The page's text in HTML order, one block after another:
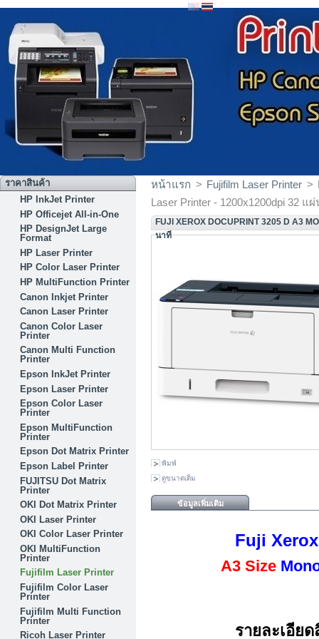
ราคาสินค้า
HP InkJet Printer
HP Officejet All-in-One
HP DesignJet Large
Format
HP Laser Printer
HP Color Laser Printer
HP MultiFunction Printer
Canon Inkjet Printer
Canon Laser Printer
Canon Color Laser
Printer
Canon Multi Function
Printer
Epson InkJet Printer
Epson Laser Printer
Epson Color Laser
Printer
Epson MultiFunction
Printer
Epson Dot Matrix Printer
Epson Label Printer
FUJITSU Dot Matrix
Printer
OKI Dot Matrix Printer
OKI Laser Printer
OKI Color Laser Printer
OKI MultiFunction
Printer
Fujifilm Laser Printer
Fujifilm Color Laser
Printer
Fujifilm Multi Function
Printer
Ricoh Laser Printer
หน้าแรก > Fujifilm Laser Printer >
Laser Printer - 1200x1200dpi 32 แ
FUJI XEROX DOCUPRINT 3205 D A3
นาที
พิมพ์
ดูขนาดเต็ม
ข้อมูลเพิ่มเติม
Fuji
A3 Size
รายละเอีย